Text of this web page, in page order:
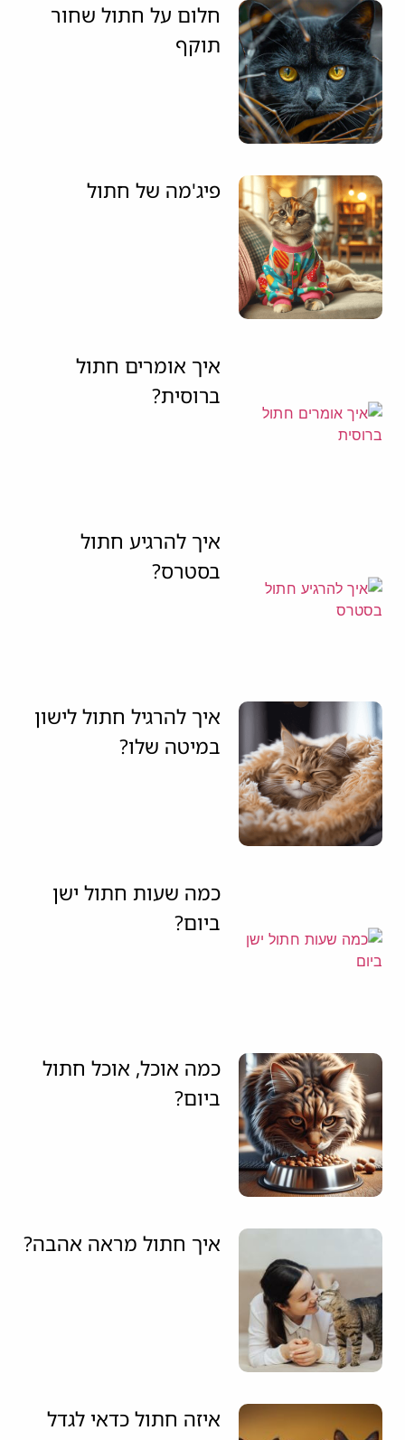
חלום על חתול שחור
תוקף
פיג'מה של חתול
איך אומרים חתול
ברוסית?
איך להרגיע חתול
בסטרס?
איך להרגיל חתול לישון
במיטה שלו?
כמה שעות חתול ישן
ביום?
כמה אוכל, אוכל חתול
ביום?
איך חתול מראה אהבה?
איזה חתול כדאי לגדל